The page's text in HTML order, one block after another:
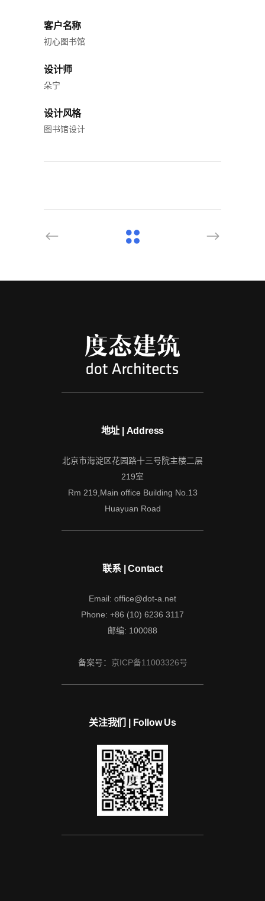
客户名称
初心图书馆
设计师
朵宁
设计风格
图书馆设计
地址 | Address
北京市海淀区花园路十三号院主楼二层
219室
Rm 219,Main office Building No.13
Huayuan Road
联系 | Contact
Email: office@dot-a.net
Phone: +86 (10) 6236 3117
邮编: 100088
备案号： 京ICP备11003326号
关注我们 | Follow Us